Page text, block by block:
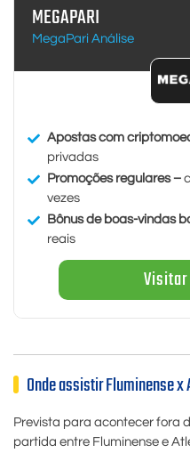
MEGAPARI
MegaPari Análise
Apostas com
privadas
Promoções regulares –
vezes
Bônus de boas-vindas
reais
Onde assistir Fluminense
Prevista para acontecer fora
partida entre Fluminense e